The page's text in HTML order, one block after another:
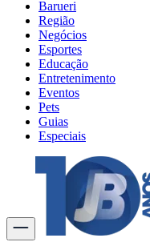
Barueri
Região
Negócios
Esportes
Educação
Entretenimento
Eventos
Pets
Guias
Especiais
Explore Tudo
Últimas Notícias
Previsão do Tempo
Trânsito e Rotas
Dia a Dia & Lazer